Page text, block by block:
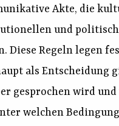
Akte, die
und
Diese Regeln legen
als Entscheidung
gesprochen wird
welchen